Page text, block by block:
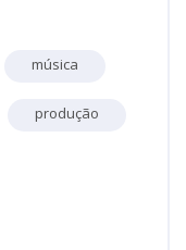
música
produção